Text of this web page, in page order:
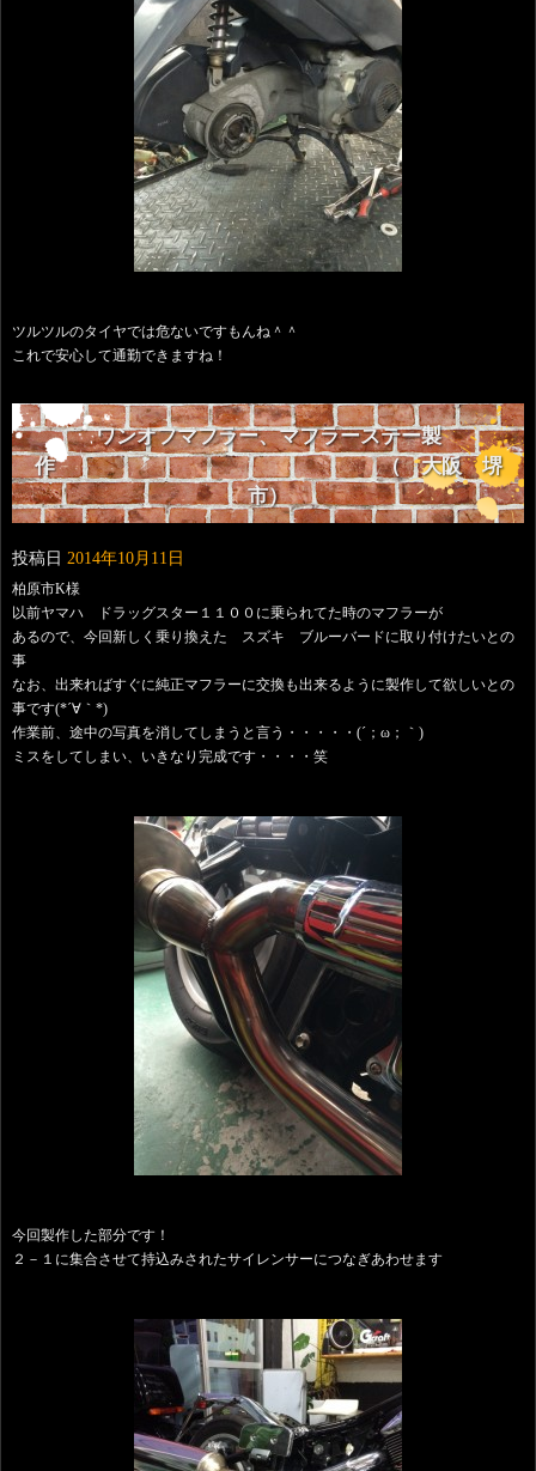
ツルツルのタイヤでは危ないですもんね＾＾
これで安心して通勤できますね！
ワンオフマフラー、マフラーステー製
作 （ 大阪 堺
市）
投稿日 2014年10月11日
柏原市K様
以前ヤマハ ドラッグスター１１００に乗られてた時のマフラーが
あるので、今回新しく乗り換えた スズキ ブルーバードに取り付けたいとの
事
なお、出来ればすぐに純正マフラーに交換も出来るように製作して欲しいとの
事です(*´∀｀*)
作業前、途中の写真を消してしまうと言う・・・・・(´；ω；｀)
ミスをしてしまい、いきなり完成です・・・・笑
今回製作した部分です！
２－１に集合させて持込みされたサイレンサーにつなぎあわせます